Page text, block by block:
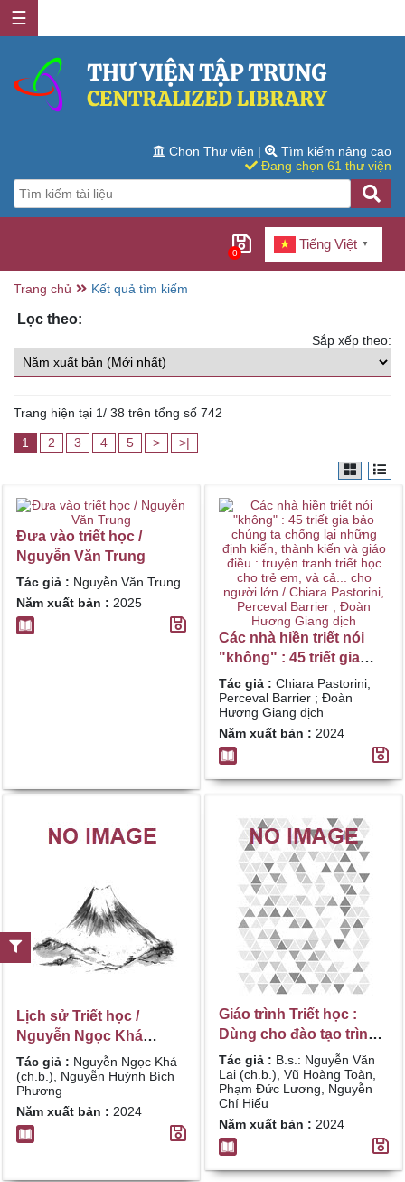
☰
Chọn Thư viện |
Tìm kiếm nâng cao
Đang chọn 61 thư viện
0
Tiếng Việt ▼
Trang chủ Kết quả tìm kiếm
Lọc theo:
Sắp xếp theo:
Trang hiện tại 1/ 38 trên tổng số 742
1 2 3 4 5 > >|
Đưa vào triết học /
Nguyễn Văn Trung
Tác giả : Nguyễn Văn Trung
Năm xuất bản : 2025
Các nhà hiền triết nói
"không" : 45 triết gia
bảo chúng ta chống lại
những định kiến, thành
kiến và giáo điều :
truyện tranh triết học
cho trẻ em, và cả... cho
người lớn / Chiara
Barrier ; Đoàn Hương
Giang dịch
Tác giả : Chiara Pastorini,
Perceval Barrier ; Đoàn
Hương Giang dịch
Năm xuất bản : 2024
Lịch sử Triết học /
Nguyễn Ngọc Khá
(ch.b.), Nguyễn Huỳnh
Bích Phương
Tác giả : Nguyễn Ngọc Khá
(ch.b.), Nguyễn Huỳnh Bích
Phương
Năm xuất bản : 2024
Giáo trình Triết học :
Dùng cho đào tạo trình
độ Thạc sĩ Cảnh sát
nhân dân, các chuyên
ngành / B.s.: Nguyễn
Hoàng Toàn, Phạm Đức
Lương, Nguyễn Chí
Hiếu
Tác giả : B.s.: Nguyễn Văn
Lai (ch.b.), Vũ Hoàng Toàn,
Phạm Đức Lương, Nguyễn
Chí Hiếu
Năm xuất bản : 2024